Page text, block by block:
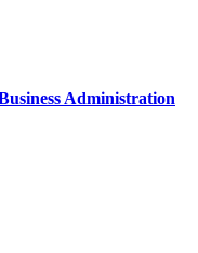
Administration